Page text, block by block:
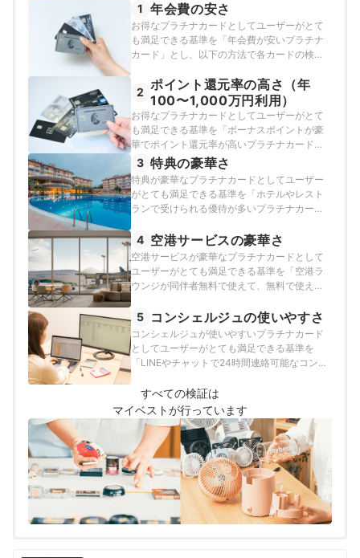
1 年会費の安さ
お得なプラチナカードとしてユーザーがとて
も満足できる基準を「年会費が安いプラチナ
カード」とし、以下の方法で各カードの検証
もとに検証を行っています。
2 ポイント還元率の高さ（年
100〜1,000万円利用）
お得なプラチナカードとしてユーザーがとて
も満足できる基準を「ボーナスポイントが豪
華でポイント還元率が高いプラチナカード」
とし、以下の方法で各カードの検証を行いま
した。2026年7月20日時点の情報をもとに検
証を行っています。
3 特典の豪華さ
特典が豪華なプラチナカードとしてユーザー
がとても満足できる基準を「ホテルやレスト
ランで受けられる優待が多いプラチナカー
いました。2026年7月20日時点の情報をもと
に検証を行っています。
4 空港サービスの豪華さ
空港サービスが豪華なプラチナカードとして
ユーザーがとても満足できる基準を「空港ラ
ウンジが同伴者無料で使えて、無料で使える
以下の方法で各カードの検証を行いました。
2026年7月20日時点の情報をもとに検証を行
っています。
5 コンシェルジュの使いやすさ
コンシェルジュが使いやすいプラチナカード
としてユーザーがとても満足できる基準を
「LINEやチャットで24時間連絡可能なコンシ
下の方法で各カードの検証を行いました。
2026年7月20日時点の情報をもとに検証を行
っています。
すべての検証は
マイベストが行っています